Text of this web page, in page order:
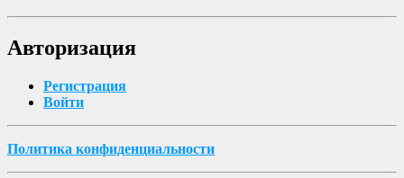
Авторизация
Регистрация
Войти
Политика конфиденциальности